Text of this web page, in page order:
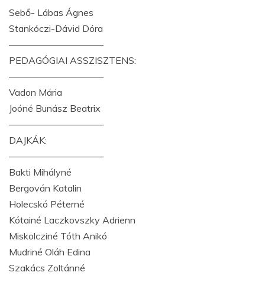
Sebő- Lábas Ágnes
Stankóczi-Dávid Dóra
——————————
PEDAGÓGIAI ASSZISZTENS:
——————————
Vadon Mária
Joóné Bunász Beatrix
——————————
DAJKÁK:
——————————
Bakti Mihályné
Bergován Katalin
Holecskó Péterné
Kótainé Laczkovszky Adrienn
Miskolcziné Tóth Anikó
Mudriné Oláh Edina
Szakács Zoltánné